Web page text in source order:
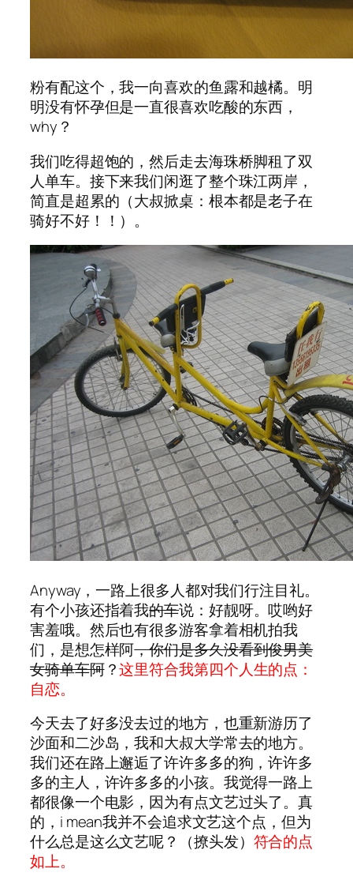
粉有配这个，我一向喜欢的鱼露和越橘。明
明没有怀孕但是一直很喜欢吃酸的东西，
why？
我们吃得超饱的，然后走去海珠桥脚租了双
人单车。接下来我们闲逛了整个珠江两岸，
简直是超累的（大叔掀桌：根本都是老子在
骑好不好！！）。
Anyway，一路上很多人都对我们行注目礼。
有个小孩还指着我的车说：好靓呀。哎哟好
害羞哦。然后也有很多游客拿着相机拍我
们，是想怎样阿，你们是多久没看到俊男美
女骑单车阿？这里符合我第四个人生的点：
自恋。
今天去了好多没去过的地方，也重新游历了
沙面和二沙岛，我和大叔大学常去的地方。
我们还在路上邂逅了许许多多的狗，许许多
多的主人，许许多多的小孩。我觉得一路上
都很像一个电影，因为有点文艺过头了。真
的，i mean我并不会追求文艺这个点，但为
什么总是这么文艺呢？（撩头发） 符合的点
如上。